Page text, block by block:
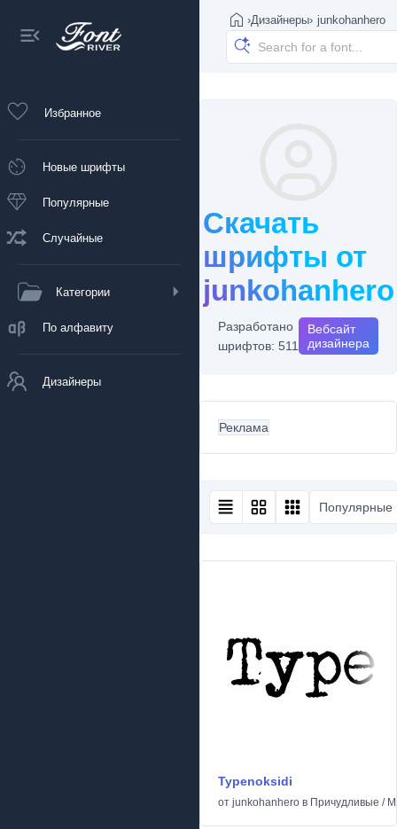
Избранное
Новые шрифты
Популярные
Случайные
Категории
По алфавиту
Дизайнеры
›Дизайнеры› junkohanhero
Скачать
шрифты от
junkohanhero
Разработано
шрифтов: 511
Вебсайт
дизайнера
Реклама
Популярные
Typenoksidi
от junkohanhero в Причудливые /